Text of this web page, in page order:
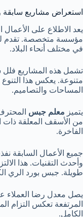
استعراض مشاريع
يعد الاطلاع على
مؤسسة متخصصة. تقدم
في مختلف أنحاء البلاد.
تشمل هذه المشاريع فلل
متنوعة. يعكس هذا
المساحات والتصاميم.
يتميز معلم جبس
من الأسقف المعلقة ذات
الفاخرة.
جميع الأعمال السابقة
وأحدث التقنيات. هذا
طويلة. جبس بورد الري
المرتفعة تعكس التزام
الكامل.